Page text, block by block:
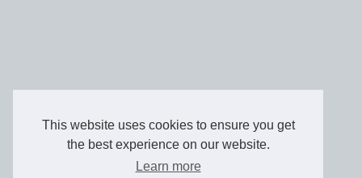
This website uses cookies to ensure you get
the best experience on our website.
Learn more